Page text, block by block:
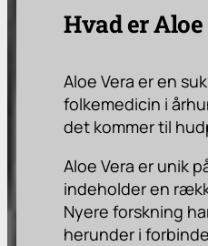
Hvad er
Aloe Vera er en
folkemedicin i
det kommer til
Aloe Vera er unik
indeholder en
Nyere forskning
herunder i